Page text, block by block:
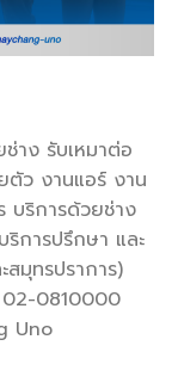
ช่าง รับเหมาต่อ
ตัว งานแอร์ งาน
บริการด้วยช่าง
การปรึกษา และ
มุทรปราการ)
02-0810000
Uno